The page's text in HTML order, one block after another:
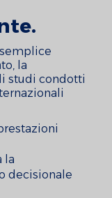
la
studi condotti
la
decisionale